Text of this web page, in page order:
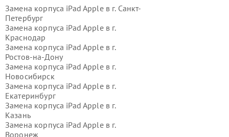
Замена корпуса iPad Apple в г. Санкт-
Петербург
Замена корпуса iPad Apple в г.
Краснодар
Замена корпуса iPad Apple в г.
Ростов-на-Дону
Замена корпуса iPad Apple в г.
Новосибирск
Замена корпуса iPad Apple в г.
Екатеринбург
Замена корпуса iPad Apple в г.
Казань
Замена корпуса iPad Apple в г.
Воронеж